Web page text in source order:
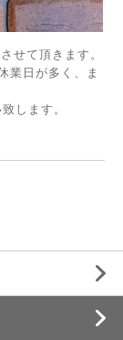
せて頂きます。
業日が多く、ま
します。